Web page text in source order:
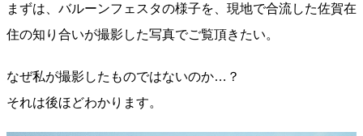
まずは、バルーンフェスタの様子を、現地で合流した佐賀在
住の知り合いが撮影した写真でご覧頂きたい。
なぜ私が撮影したものではないのか…？
それは後ほどわかります。